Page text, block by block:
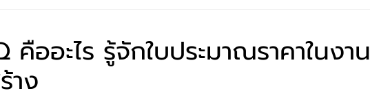
คืออะไร รู้จักใบประมาณราคาในงาน
าง